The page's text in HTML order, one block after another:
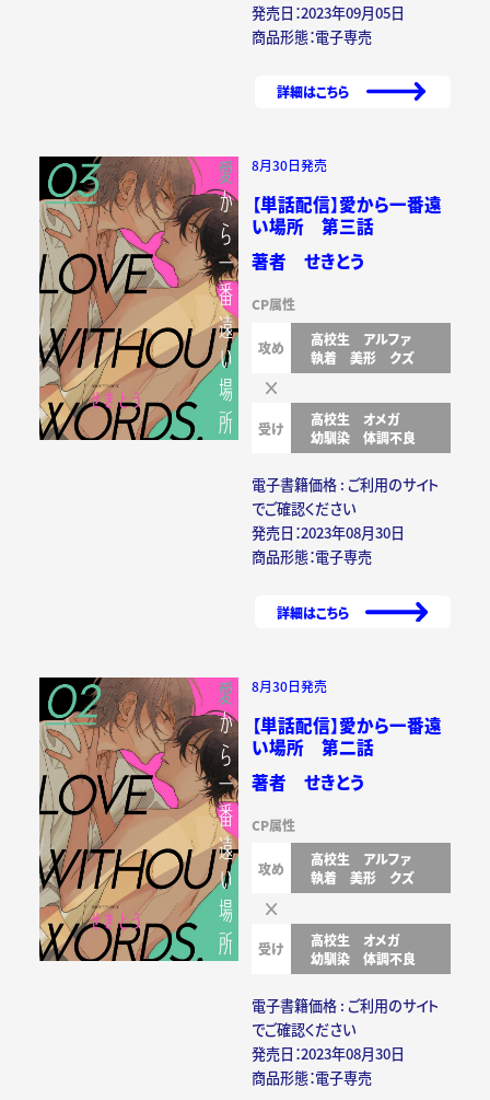
発売日：2023年09月05日
商品形態：電子専売
詳細はこちら
8月30日発売
【単話配信】愛から一番遠
い場所 第三話
著者 せきとう
CP属性
攻め 高校生
アルファ
執着
美形 クズ
受け 高校生
オメガ
幼馴染
体調不良
電子書籍価格 : ご利用のサイト
でご確認ください
発売日：2023年08月30日
商品形態：電子専売
詳細はこちら
8月30日発売
【単話配信】愛から一番遠
い場所 第二話
著者 せきとう
CP属性
攻め 高校生
アルファ
執着
美形 クズ
受け 高校生
オメガ
幼馴染
体調不良
電子書籍価格 : ご利用のサイト
でご確認ください
発売日：2023年08月30日
商品形態：電子専売